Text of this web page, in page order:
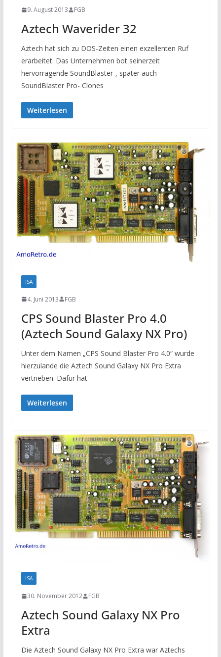
9. August 2013 FGB
Aztech Waverider 32
Aztech hat sich zu DOS-Zeiten einen exzellenten Ruf
erarbeitet. Das Unternehmen bot seinerzeit
hervorragende SoundBlaster-, später auch
SoundBlaster Pro- Clones
Weiterlesen
ISA
4. Juni 2013 FGB
CPS Sound Blaster Pro 4.0
(Aztech Sound Galaxy NX Pro)
Unter dem Namen „CPS Sound Blaster Pro 4.0“ wurde
hierzulande die Aztech Sound Galaxy NX Pro Extra
vertrieben. Dafür hat
Weiterlesen
ISA
30. November 2012 FGB
Aztech Sound Galaxy NX Pro
Extra
Die Aztech Sound Galaxy NX Pro Extra war Aztechs